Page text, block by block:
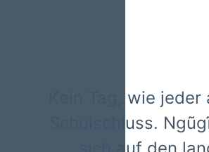
Kein Tag, wie jeder
Schulschluss.
sich auf den